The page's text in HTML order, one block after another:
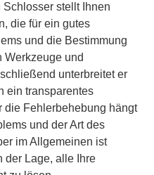
stellt Ihnen
die für ein gutes
und die Bestimmung
Werkzeuge und
unterbreitet er
ein transparentes
die Fehlerbehebung hängt
und der Art des
im Allgemeinen ist
der Lage, alle Ihre